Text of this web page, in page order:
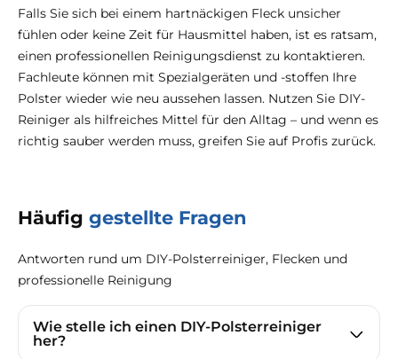
Falls Sie sich bei einem hartnäckigen Fleck unsicher
fühlen oder keine Zeit für Hausmittel haben, ist es ratsam,
einen professionellen Reinigungsdienst zu kontaktieren.
Fachleute können mit Spezialgeräten und -stoffen Ihre
Polster wieder wie neu aussehen lassen. Nutzen Sie DIY-
Reiniger als hilfreiches Mittel für den Alltag – und wenn es
richtig sauber werden muss, greifen Sie auf Profis zurück.
Häufig gestellte Fragen
Antworten rund um DIY-Polsterreiniger, Flecken und
professionelle Reinigung
Wie stelle ich einen DIY-Polsterreiniger
her?